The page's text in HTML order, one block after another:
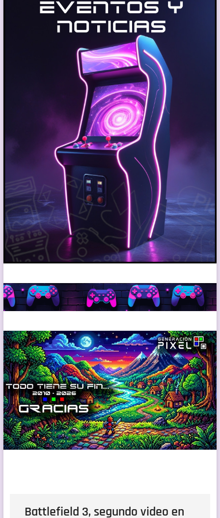
Battlefield 3, segundo video en